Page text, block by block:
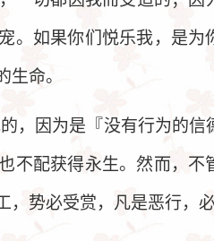
。如果你们悦乐我，是为
命。
，因为是『没有行为的信
不配获得永生。然而，不
势必受赏，凡是恶行，必